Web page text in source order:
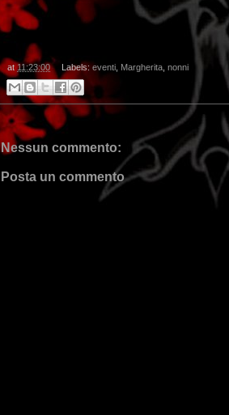
at11:23:00 Labels: eventi, Margherita, nonni
Nessun commento:
Posta un commento